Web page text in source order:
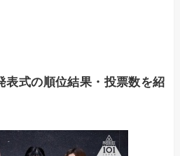
表式の順位結果・投票数を紹